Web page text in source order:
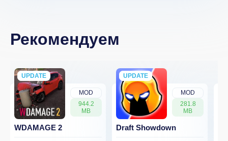
Рекомендуем
MOD
944.2
MB
UPDATE
NEW
WDAMAGE 2
MOD
281.8
MB
UPDATE
NEW
Draft Showdown